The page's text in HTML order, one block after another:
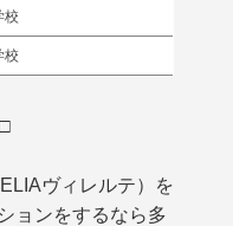
校
校
ヴィレルテ）を
ョンをするなら多